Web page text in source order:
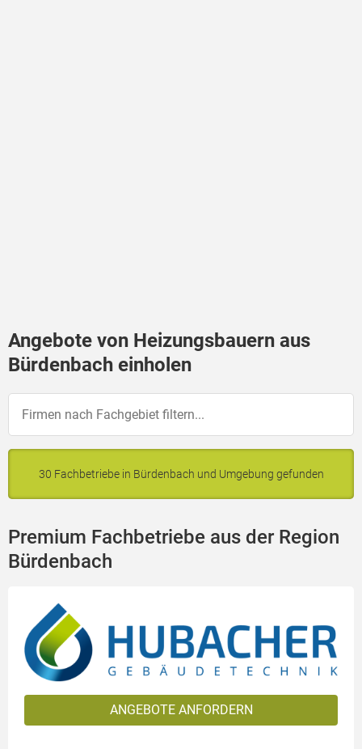
Angebote von Heizungsbauern aus
Bürdenbach einholen
30 Fachbetriebe in Bürdenbach und Umgebung gefunden
Premium Fachbetriebe aus der Region
Bürdenbach
ANGEBOTE ANFORDERN